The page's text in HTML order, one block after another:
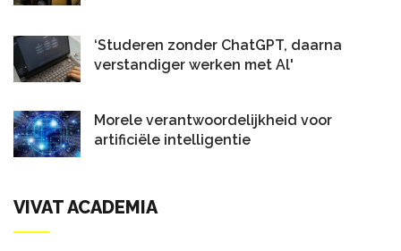
‘Studeren zonder ChatGPT, daarna
verstandiger werken met Al'
Morele verantwoordelijkheid voor
artificiële intelligentie
VIVAT ACADEMIA